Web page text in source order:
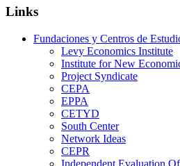
Links
Fundaciones y Centros de
Levy Economics Institute
Institute for New
Project Syndicate
CEPA
EPPA
CETYD
South Center
Network Ideas
CEPR